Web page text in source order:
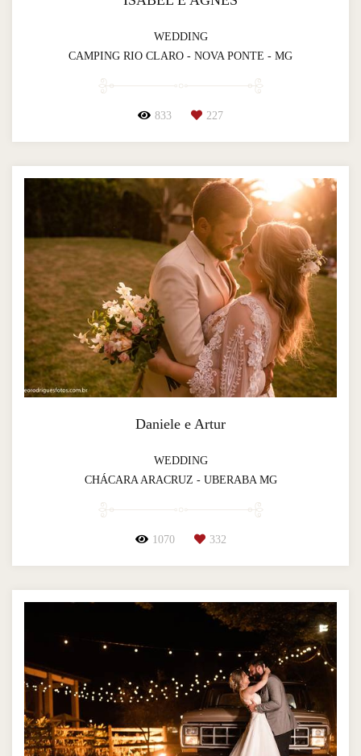
WEDDING
CAMPING RIO CLARO - NOVA PONTE - MG
833 227
Daniele e Artur
WEDDING
CHÁCARA ARACRUZ - UBERABA MG
1070 332